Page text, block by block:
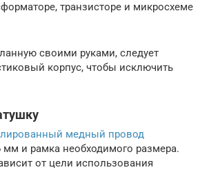
транзисторе и микросхеме
своими руками, следует
корпус, чтобы исключить
медный провод
мм и рамка необходимого размера.
от цели использования